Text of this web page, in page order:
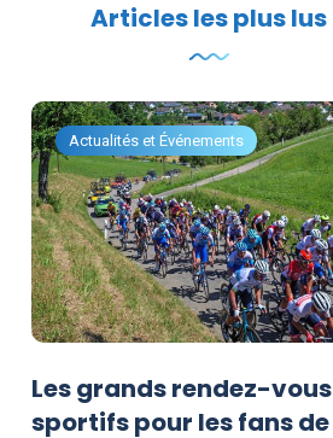
Articles les plus lus
Actualités et Événements
Les grands rendez-vous
sportifs pour les fans de